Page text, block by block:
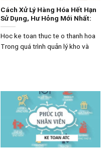
Cách Xử Lý Hàng Hóa Hết Hạn
Sử Dụng, Hư Hỏng Mới Nhất:
Hoc ke toan thuc te o thanh hoa
Trong quá trình quản lý kho và